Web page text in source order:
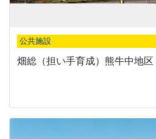
公共施設
畑総（担い手育成）熊牛中地